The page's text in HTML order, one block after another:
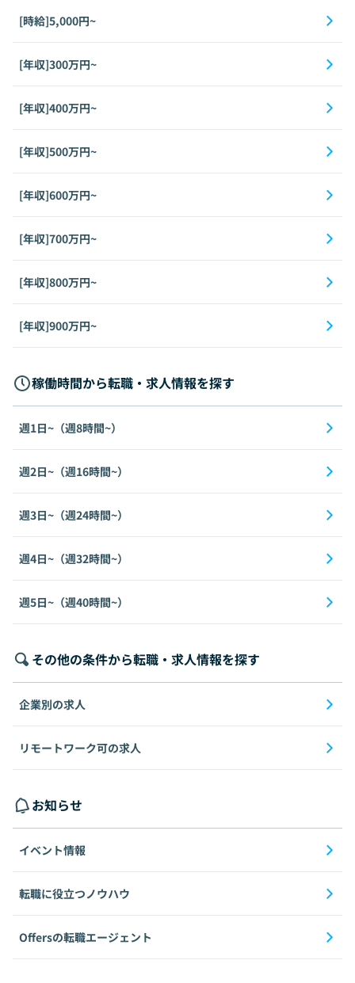
[時給]5,000円~
[年収]300万円~
[年収]400万円~
[年収]500万円~
[年収]600万円~
[年収]700万円~
[年収]800万円~
[年収]900万円~
稼働時間から転職・求人情報を探す
週1日~（週8時間~）
週2日~（週16時間~）
週3日~（週24時間~）
週4日~（週32時間~）
週5日~（週40時間~）
その他の条件から転職・求人情報を探す
企業別の求人
リモートワーク可の求人
お知らせ
イベント情報
転職に役立つノウハウ
Offersの転職エージェント